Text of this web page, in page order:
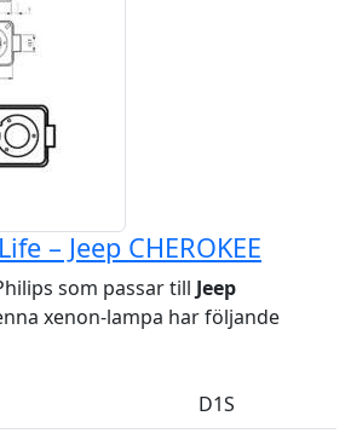
– Jeep CHEROKEE
som passar till Jeep
xenon-lampa har följande
D1S